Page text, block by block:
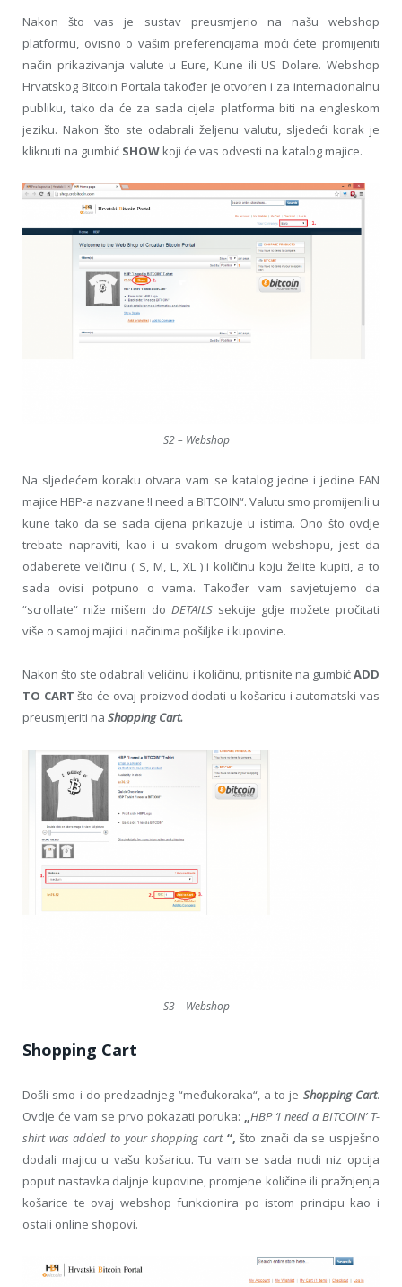
Nakon što vas je sustav preusmjerio na našu webshop
platformu, ovisno o vašim preferencijama moći ćete promijeniti
način prikazivanja valute u Eure, Kune ili US Dolare. Webshop
Hrvatskog Bitcoin Portala također je otvoren i za internacionalnu
publiku, tako da će za sada cijela platforma biti na engleskom
jeziku. Nakon što ste odabrali željenu valutu, sljedeći korak je
kliknuti na gumbić SHOW koji će vas odvesti na katalog majice.
S2 – Webshop
Na sljedećem koraku otvara vam se katalog jedne i jedine FAN
majice HBP-a nazvane !I need a BITCOIN“. Valutu smo promijenili u
kune tako da se sada cijena prikazuje u istima. Ono što ovdje
trebate napraviti, kao i u svakom drugom webshopu, jest da
odaberete veličinu ( S, M, L, XL ) i količinu koju želite kupiti, a to
sada ovisi potpuno o vama. Također vam savjetujemo da
“scrollate“ niže mišem do DETAILS sekcije gdje možete pročitati
više o samoj majici i načinima pošiljke i kupovine.
Nakon što ste odabrali veličinu i količinu, pritisnite na gumbićADD
TO CART što će ovaj proizvod dodati u košaricu i automatski vas
preusmjeriti na Shopping Cart.
S3 – Webshop
Shopping Cart
Došli smo i do predzadnjeg “međukoraka“, a to je Shopping Cart.
Ovdje će vam se prvo pokazati poruka: „HBP ‘I need a BITCOIN’ T-
shirt was added to your shopping cart “, što znači da se uspješno
dodali majicu u vašu košaricu. Tu vam se sada nudi niz opcija
poput nastavka daljnje kupovine, promjene količine ili pražnjenja
košarice te ovaj webshop funkcionira po istom principu kao i
ostali online shopovi.